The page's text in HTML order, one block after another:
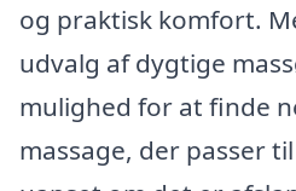
og praktisk komfort.
udvalg af dygtige
mulighed for at finde
massage, der passer